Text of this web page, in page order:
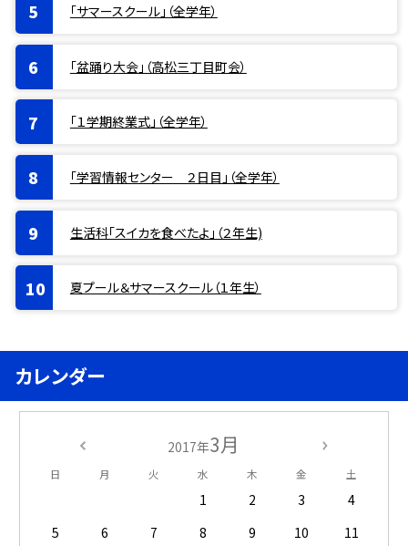
「サマースクール」（全学年）
「盆踊り大会」（高松三丁目町会）
「１学期終業式」（全学年）
「学習情報センター ２日目」（全学年）
生活科「スイカを食べたよ」（２年生)
夏プール＆サマースクール（１年生）
カレンダー
2017年3月
日 月 火 水 木 金 土
1 2 3
4
5
6 7 8 9 10
11